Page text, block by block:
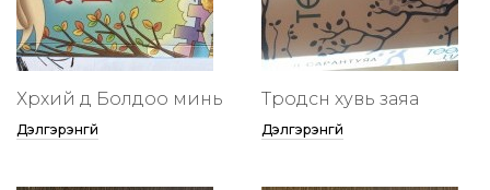
Хөөрхий дөө Болдоо минь
Дэлгэрэнгүй
Төөрөодсөн хувь заяа
Дэлгэрэнгүй